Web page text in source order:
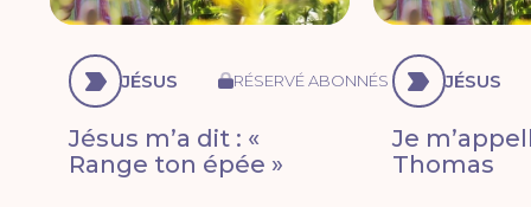
JÉSUS RÉSERVÉ ABONNÉS
Jésus m’a dit : «
Range ton épée »
JÉSUS
Je
Thomas